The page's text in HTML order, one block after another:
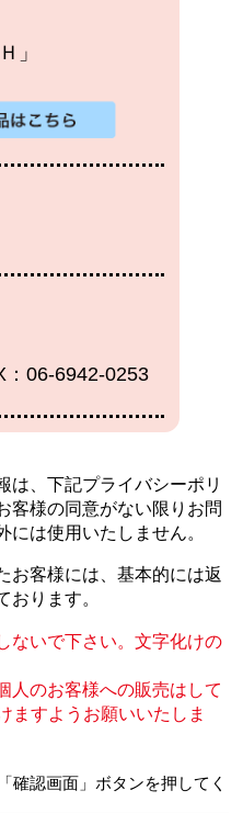
」
：06-6942-0253
は、下記プライバシーポリ
客様の同意がない限りお問
は使用いたしません。
お客様には、基本的には返
おります。
ないで下さい。文字化けの
人のお客様への販売はして
ますようお願いいたしま
認画面」ボタンを押してく